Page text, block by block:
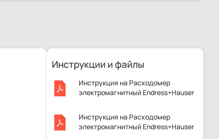
Инструкции и файлы
Инструкция на Расходомер
электромагнитный Endress+Hauser
Инструкция на Расходомер
электромагнитный Endress+Hauser